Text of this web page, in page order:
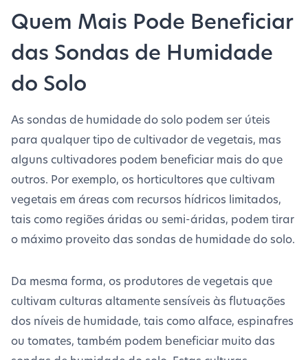
Quem Mais Pode Beneficiar
das Sondas de Humidade
do Solo
As sondas de humidade do solo podem ser úteis
para qualquer tipo de cultivador de vegetais, mas
alguns cultivadores podem beneficiar mais do que
outros. Por exemplo, os horticultores que cultivam
vegetais em áreas com recursos hídricos limitados,
tais como regiões áridas ou semi-áridas, podem tirar
o máximo proveito das sondas de humidade do solo.
Da mesma forma, os produtores de vegetais que
cultivam culturas altamente sensíveis às flutuações
dos níveis de humidade, tais como alface, espinafres
ou tomates, também podem beneficiar muito das